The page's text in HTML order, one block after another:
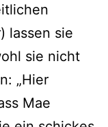
lassen sie
sie nicht
„Hier
Mae